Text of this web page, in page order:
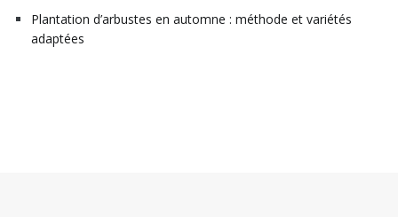
Plantation d’arbustes en automne : méthode et variétés
adaptées